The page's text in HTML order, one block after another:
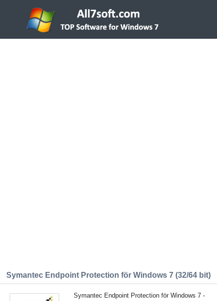
Symantec Endpoint Protection för Windows 7 (32/64 bit)
Symantec Endpoint Protection för Windows 7 -